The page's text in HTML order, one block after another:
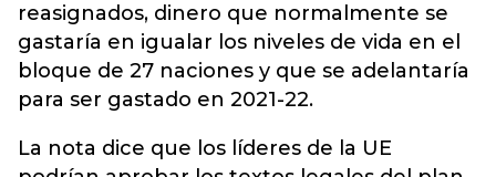
reasignados, dinero que normalmente se
gastaría en igualar los niveles de vida en el
bloque de 27 naciones y que se adelantaría
para ser gastado en 2021-22.
La nota dice que los líderes de la UE